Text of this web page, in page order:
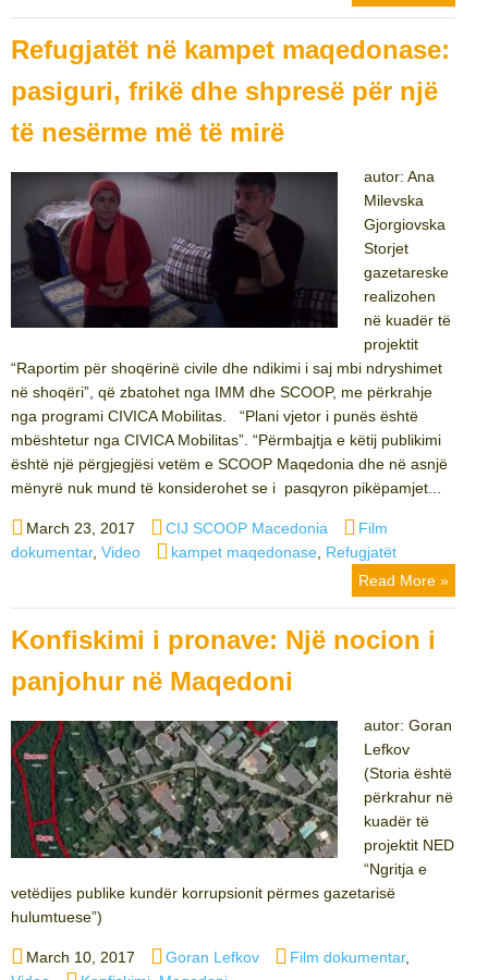
Refugjatët në kampet maqedonase:
pasiguri, frikë dhe shpresë për një
të nesërme më të mirë
autor: Ana
Milevska
Gjorgiovska
Storjet
gazetareske
realizohen
në kuadër të
projektit
“Raportim për shoqërinë civile dhe ndikimi i saj mbi ndryshimet
në shoqëri”, që zbatohet nga IMM dhe SCOOP, me përkrahje
nga programi CIVICA Mobilitas. “Plani vjetor i punës është
mbështetur nga CIVICA Mobilitas”. “Përmbajtja e këtij publikimi
është një përgjegjësi vetëm e SCOOP Maqedonia dhe në asnjë
mënyrë nuk mund të konsiderohet se i pasqyron pikëpamjet...
Posted
on
March 23, 2017 Author
CIJ SCOOP Macedonia Categories
Film
dokumentar, Video Tags
kampet maqedonase Refugjatët
Read More »
Konfiskimi i pronave: Një nocion i
panjohur në Maqedoni
autor: Goran
Lefkov
(Storia është
përkrahur në
kuadër të
projektit NED
“Ngritja e
vetëdijes publike kundër korrupsionit përmes gazetarisë
hulumtuese”)
Posted
March 10, 2017 Author
Goran Lefkov Categories
Film dokumentar,